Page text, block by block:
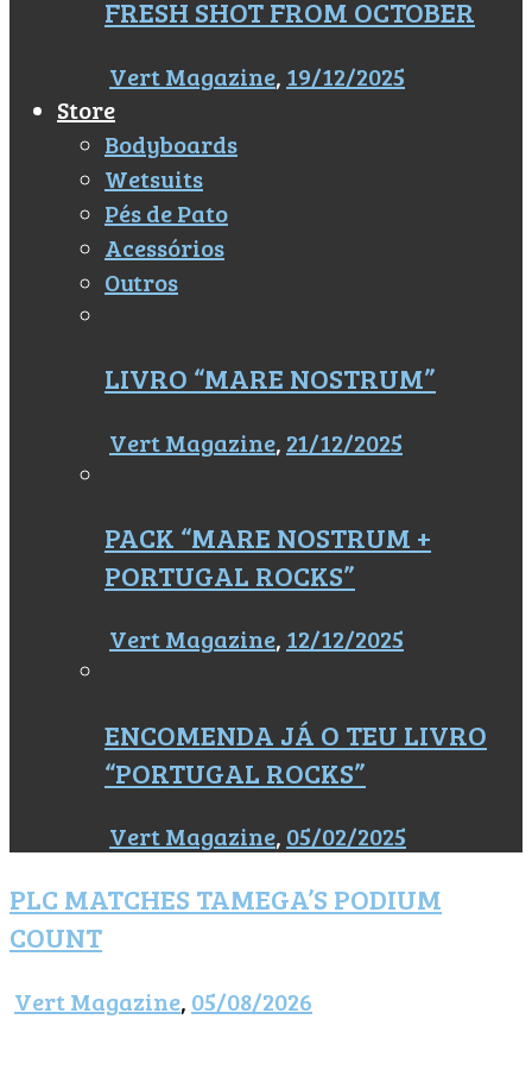
FRESH SHOT FROM OCTOBER
Vert Magazine, 19/12/2025
Store
Bodyboards
Wetsuits
Pés de Pato
Acessórios
Outros
LIVRO “MARE NOSTRUM”
Vert Magazine, 21/12/2025
PACK “MARE NOSTRUM +
PORTUGAL ROCKS”
Vert Magazine, 12/12/2025
ENCOMENDA JÁ O TEU LIVRO
“PORTUGAL ROCKS”
Vert Magazine, 05/02/2025
PLC MATCHES TAMEGA’S PODIUM
COUNT
Vert Magazine, 05/08/2026